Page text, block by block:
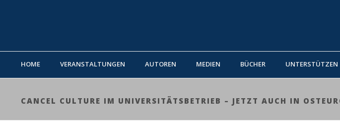
HOME VERANSTALTUNGEN AUTOREN MEDIEN BÜCHER UNTERSTÜTZEN
CANCEL CULTURE IM UNIVERSITÄTSBETRIEB – JETZT AUCH IN